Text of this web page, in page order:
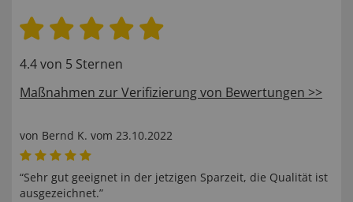
4.4 von 5 Sternen
Maßnahmen zur Verifizierung von Bewertungen >>
von Bernd K. vom 23.10.2022
“Sehr gut geeignet in der jetzigen Sparzeit, die Qualität ist
ausgezeichnet.”